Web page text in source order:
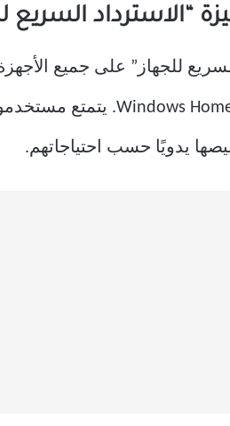
“الاسترداد السريع
يدويًا حسب احتياجاتهم.